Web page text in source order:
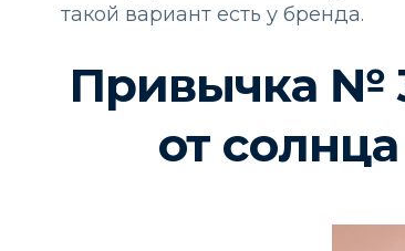
такой вариант есть у бренда.
Привычка №
от